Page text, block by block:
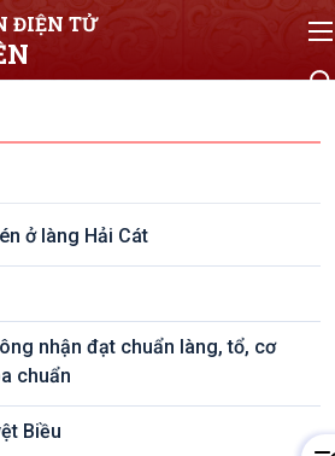
ĐIỆN TỬ
ở làng Hải Cát
nhận đạt chuẩn làng, tổ, cơ
chuẩn
Biều